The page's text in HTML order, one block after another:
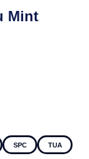
Mint
SPC TUA